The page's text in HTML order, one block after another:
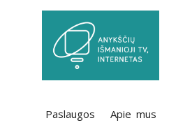
Paslaugos Apie mus